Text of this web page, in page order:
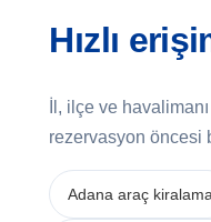
Hızlı
İl, ilçe ve
rezervasyon öncesi
Adana araç kiralama